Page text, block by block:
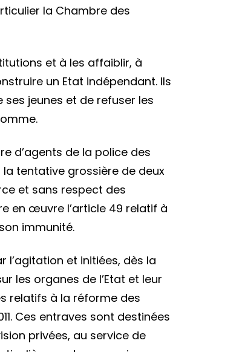
la Chambre des
et à les affaiblir, à
un Etat indépendant. Ils
jeunes et de refuser les
d’agents de la police des
tentative grossière de deux
et sans respect des
en œuvre l’article 49 relatif à
immunité.
et initiées, dès la
les organes de l’Etat et leur
relatifs à la réforme des
Ces entraves sont destinées
privées, au service de